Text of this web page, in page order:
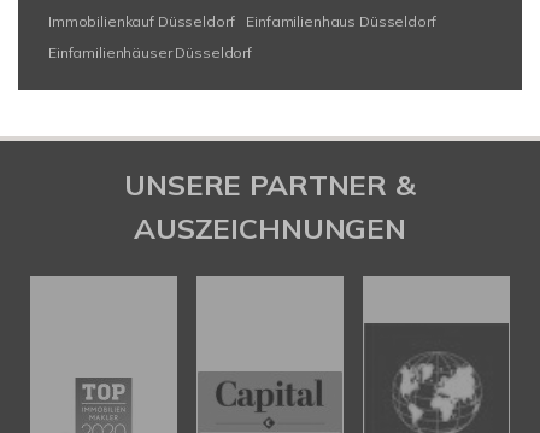
Immobilienkauf Düsseldorf
Einfamilienhaus Düsseldorf
Einfamilienhäuser Düsseldorf
UNSERE PARTNER &
AUSZEICHNUNGEN